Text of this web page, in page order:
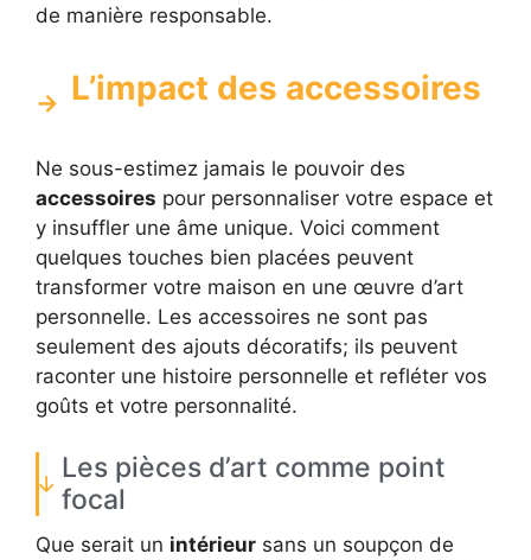
de manière responsable.
L’impact des accessoires
Ne sous-estimez jamais le pouvoir des
accessoires pour personnaliser votre espace et
y insuffler une âme unique. Voici comment
quelques touches bien placées peuvent
transformer votre maison en une œuvre d’art
personnelle. Les accessoires ne sont pas
seulement des ajouts décoratifs; ils peuvent
raconter une histoire personnelle et refléter vos
goûts et votre personnalité.
Les pièces d’art comme point
focal
Que serait un intérieur sans un soupçon de